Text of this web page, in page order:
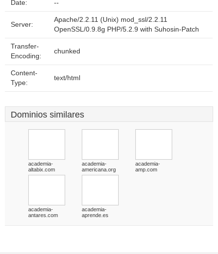
Date: --
Server:
Apache/2.2.11 (Unix) mod_ssl/2.2.11
OpenSSL/0.9.8g PHP/5.2.9 with Suhosin-Patch
Transfer-
Encoding:
chunked
Content-
Type:
text/html
Dominios similares
academia-
altabix.com
academia-
americana.org
academia-
amp.com
academia-
antares.com
academia-
aprende.es